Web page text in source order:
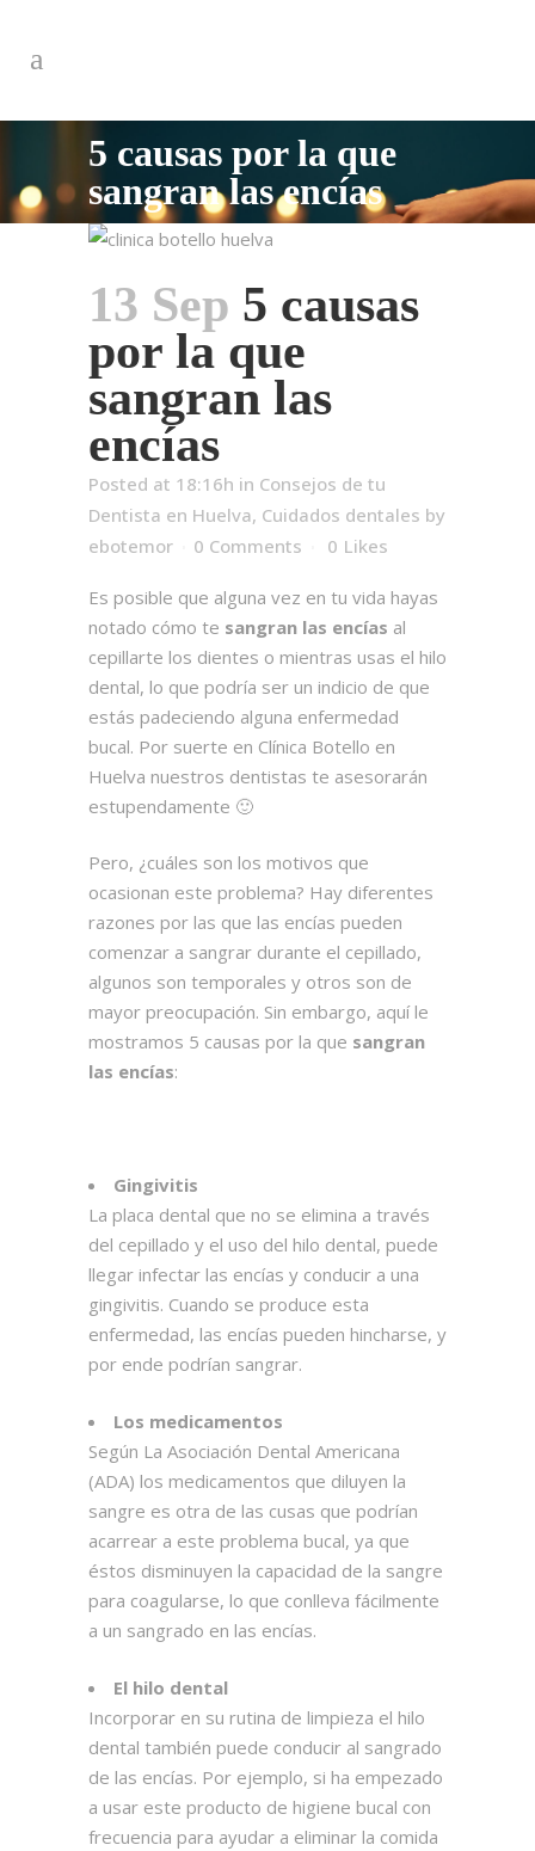
5 causas por la que
sangran las encías
13 Sep 5 causas
por la que
sangran las
encías
Posted at 18:16h in Consejos de tu
Dentista en Huelva, Cuidados dentales by
ebotemor
0 Comments 0 Likes
Es posible que alguna vez en tu vida hayas
notado cómo te sangran las encías al
cepillarte los dientes o mientras usas el hilo
dental, lo que podría ser un indicio de que
estás padeciendo alguna enfermedad
bucal. Por suerte en Clínica Botello en
Huelva nuestros dentistas te asesorarán
estupendamente 🙂
Pero, ¿cuáles son los motivos que
ocasionan este problema? Hay diferentes
razones por las que las encías pueden
comenzar a sangrar durante el cepillado,
algunos son temporales y otros son de
mayor preocupación. Sin embargo, aquí le
mostramos 5 causas por la que sangran
las encías:
Gingivitis
La placa dental que no se elimina a través
del cepillado y el uso del hilo dental, puede
llegar infectar las encías y conducir a una
gingivitis. Cuando se produce esta
enfermedad, las encías pueden hincharse, y
por ende podrían sangrar.
Los medicamentos
Según La Asociación Dental Americana
(ADA) los medicamentos que diluyen la
sangre es otra de las cusas que podrían
acarrear a este problema bucal, ya que
éstos disminuyen la capacidad de la sangre
para coagularse, lo que conlleva fácilmente
a un sangrado en las encías.
El hilo dental
Incorporar en su rutina de limpieza el hilo
dental también puede conducir al sangrado
de las encías. Por ejemplo, si ha empezado
a usar este producto de higiene bucal con
frecuencia para ayudar a eliminar la comida